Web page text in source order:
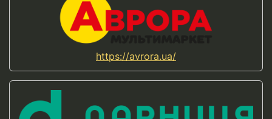
https://avrora.ua/